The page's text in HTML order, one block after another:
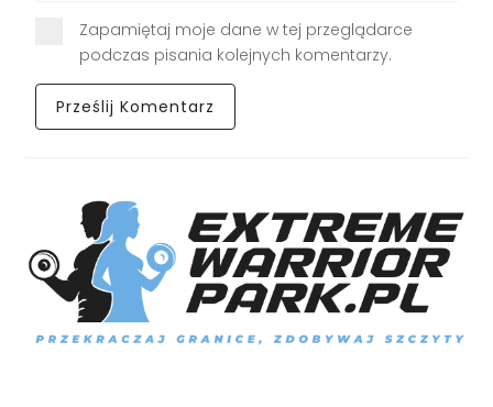
Zapamiętaj moje dane w tej przeglądarce
podczas pisania kolejnych komentarzy.